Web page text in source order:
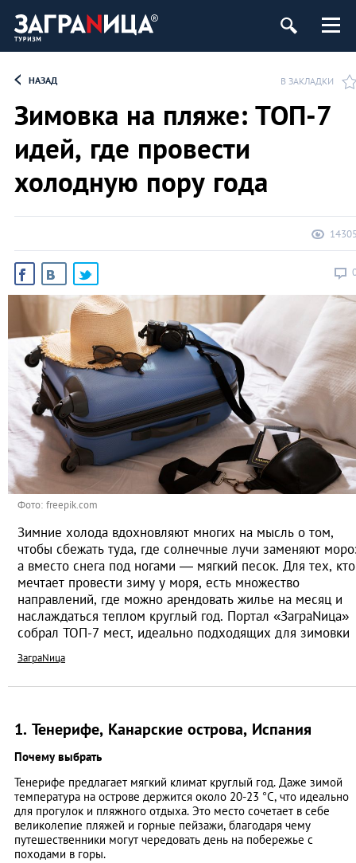
НАЗАД В ЗАКЛАДКИ
Зимовка на пляже: ТОП-7
идей, где провести
холодную пору года
Фото: freepik.com
Зимние холода вдохновляют многих на мысль о том,
чтобы сбежать туда, где солнечные лучи заменяют
а вместо снега под ногами — мягкий песок. Для тех, кто
мечтает провести зиму у моря, есть множество
направлений, где можно арендовать жилье на месяц и
наслаждаться теплом круглый год. Портал «ЗаграNица»
собрал ТОП-7 мест, идеально подходящих для зимовки
ЗаграNица
1. Тенерифе, Канарские острова, Испания
Почему выбрать
Тенерифе предлагает мягкий климат круглый год. Даже зимой
температура на острове держится около 20-23 °C, что идеально
для прогулок и пляжного отдыха. Это место сочетает в себе
великолепие пляжей и горные пейзажи, благодаря чему
путешественники могут чередовать день на побережье с
походами в горы.